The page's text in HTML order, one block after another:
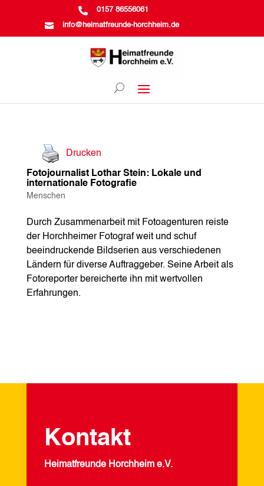
 0157 86556061
 info@heimatfreunde-horchheim.de
Drucken
Fotojournalist Lothar Stein: Lokale und
internationale Fotografie
Menschen
Durch Zusammenarbeit mit Fotoagenturen reiste
der Horchheimer Fotograf weit und schuf
beeindruckende Bildserien aus verschiedenen
Ländern für diverse Auftraggeber. Seine Arbeit als
Fotoreporter bereicherte ihn mit wertvollen
Erfahrungen.
Kontakt
Heimatfreunde Horchheim e.V.